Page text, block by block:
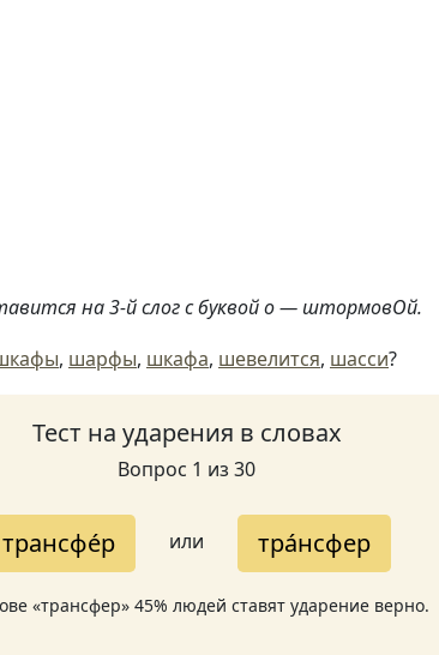
на 3-й слог с буквой о — штормовОй.
, шарфы, шкафа, шевелится, шасси?
Тест на ударения в словах
Вопрос 1 из 30
трансфе́р или тра́нсфер
«трансфер» 45% людей ставят ударение верно.